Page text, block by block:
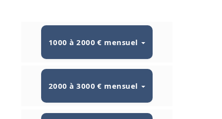
1000 à 2000 € mensuel
2000 à 3000 € mensuel